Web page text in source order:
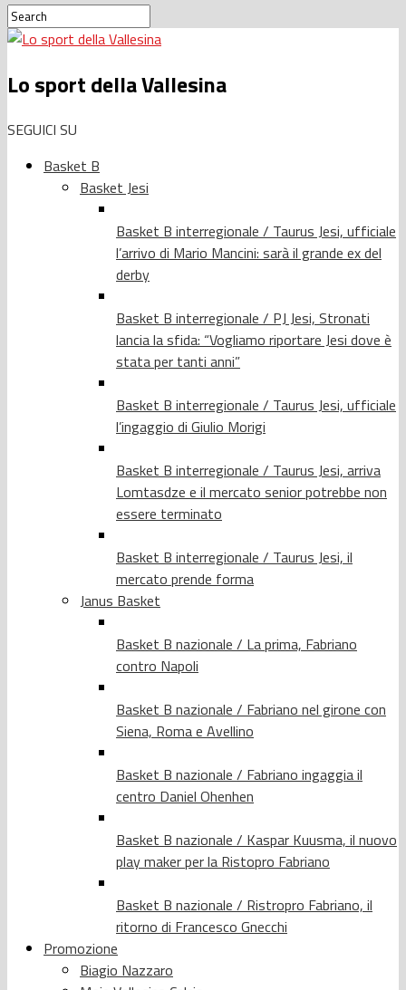
Lo sport della Vallesina
SEGUICI SU
Basket B
Basket Jesi
Basket B interregionale / Taurus Jesi, ufficiale
l’arrivo di Mario Mancini: sarà il grande ex del
derby
Basket B interregionale / PJ Jesi, Stronati
lancia la sfida: “Vogliamo riportare Jesi dove è
stata per tanti anni”
Basket B interregionale / Taurus Jesi, ufficiale
l’ingaggio di Giulio Morigi
Basket B interregionale / Taurus Jesi, arriva
Lomtasdze e il mercato senior potrebbe non
essere terminato
Basket B interregionale / Taurus Jesi, il
mercato prende forma
Janus Basket
Basket B nazionale / La prima, Fabriano
contro Napoli
Basket B nazionale / Fabriano nel girone con
Siena, Roma e Avellino
Basket B nazionale / Fabriano ingaggia il
centro Daniel Ohenhen
Basket B nazionale / Kaspar Kuusma, il nuovo
play maker per la Ristopro Fabriano
Basket B nazionale / Ristropro Fabriano, il
ritorno di Francesco Gnecchi
Promozione
Biagio Nazzaro